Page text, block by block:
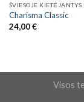
ŠVIESOJE
Charisma Classic
24,00€
Visos